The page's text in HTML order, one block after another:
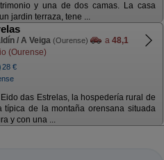
y una de dos camas. La casa
jardin terraza, tene ...
/ A Veiga (Ourense) a 48,1
(Ourense)
28 €
das Estrelas, la hospedería rural de
típica de la montaña orensana situada
y con una ...